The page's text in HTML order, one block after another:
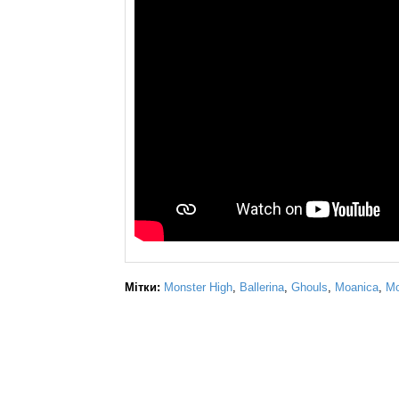
Мітки: Monster High Ballerina Ghouls Moanica